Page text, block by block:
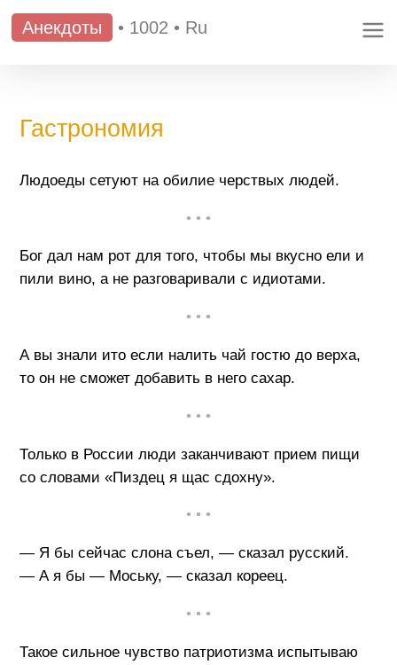
Анекдоты • 1002 • Ru
Гастрономия
Людоеды сетуют на обилие черствых людей.
• • •
Бог дал нам рот для того, чтобы мы вкусно ели и
пили вино, а не разговаривали с идиотами.
• • •
А вы знали ито если налить чай гостю до верха,
то он не сможет добавить в него сахар.
• • •
Только в России люди заканчивают прием пищи
со словами «Пиздец я щас сдохну».
• • •
— Я бы сейчас слона съел, — сказал русский.
— А я бы — Моську, — сказал кореец.
• • •
Такое сильное чувство патриотизма испытываю